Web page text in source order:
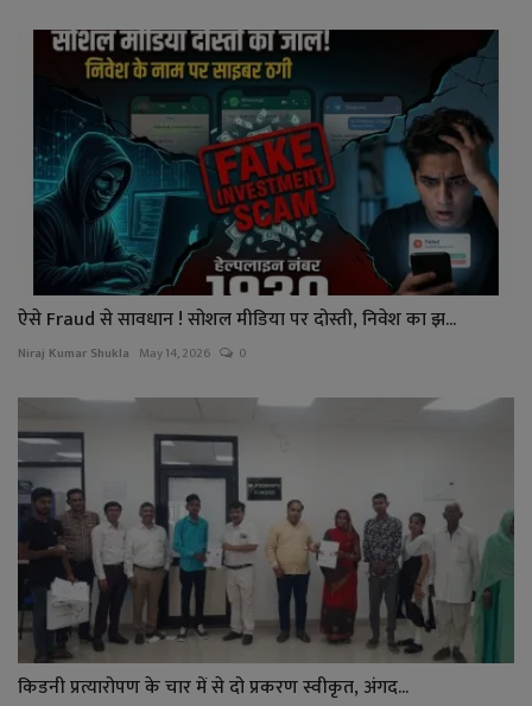
ऐसे Fraud से सावधान ! सोशल मीडिया पर दोस्ती, निवेश का झ...
Niraj Kumar Shukla May 14, 2026 0
किडनी प्रत्यारोपण के चार में से दो प्रकरण स्वीकृत, अंगद...